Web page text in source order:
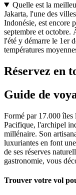
Quelle est la
Jakarta, l'une des
Indonésie, est encore
septembre et octobre.
l'été y démarre le 1er
températures
Réservez en
Guide de
Formé par 17.000 îles
Pacifique, l'archipel
millénaire. Son
luxuriantes en font
de ses réserves
gastronomie, vous
Trouver votre vol